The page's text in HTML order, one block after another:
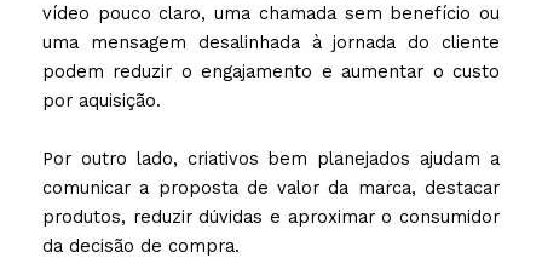
vídeo pouco claro, uma chamada sem benefício ou
uma mensagem desalinhada à jornada do cliente
podem reduzir o engajamento e aumentar o custo
por aquisição.
Por outro lado, criativos bem planejados ajudam a
comunicar a proposta de valor da marca, destacar
produtos, reduzir dúvidas e aproximar o consumidor
da decisão de compra.